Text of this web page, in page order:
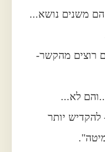
הם משנים נושא...
רוצים מהקשר-
לא...
יותר